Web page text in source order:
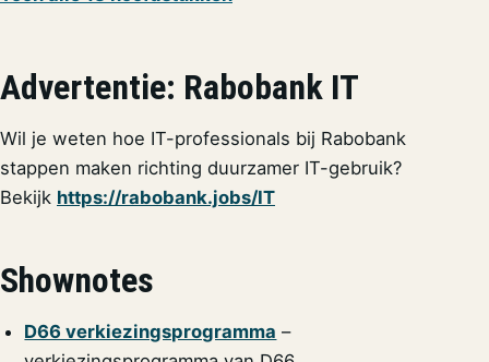
Advertentie: Rabobank IT
Wil je weten hoe IT-professionals bij Rabobank
stappen maken richting duurzamer IT-gebruik?
Bekijk https://rabobank.jobs/IT
Shownotes
D66 verkiezingsprogramma –